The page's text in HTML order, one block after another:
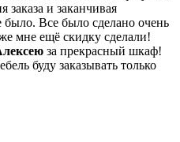
и заканчивая
Все было сделано очень
мне ещё скидку сделали!
за прекрасный шкаф!
буду заказывать только